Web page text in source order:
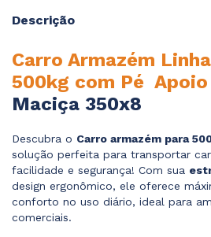
Descrição
Carro Armazém
500kg com Pé Apoio
Maciça 350x8
Descubra o Carro armazém para
solução perfeita para transportar
facilidade e segurança! Com sua
design ergonômico, ele oferece
conforto no uso diário, ideal para
comerciais.